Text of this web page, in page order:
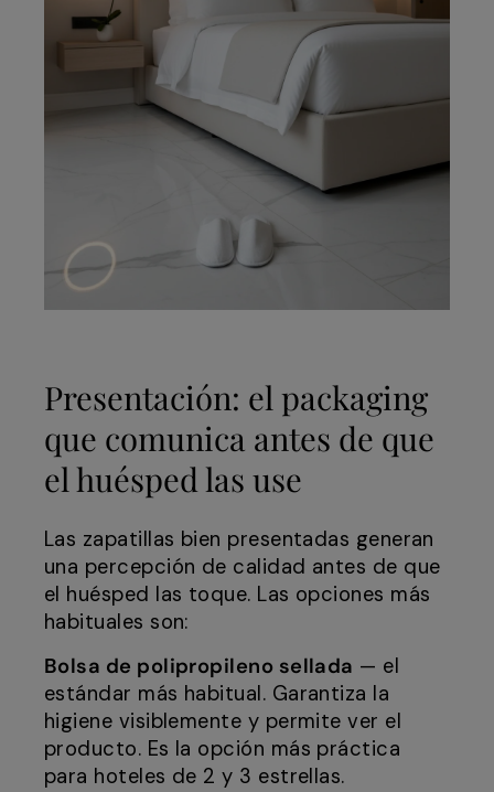
Presentación: el packaging
que comunica antes de que
el huésped las use
Las zapatillas bien presentadas generan
una percepción de calidad antes de que
el huésped las toque. Las opciones más
habituales son:
Bolsa de polipropileno sellada — el
estándar más habitual. Garantiza la
higiene visiblemente y permite ver el
producto. Es la opción más práctica
para hoteles de 2 y 3 estrellas.